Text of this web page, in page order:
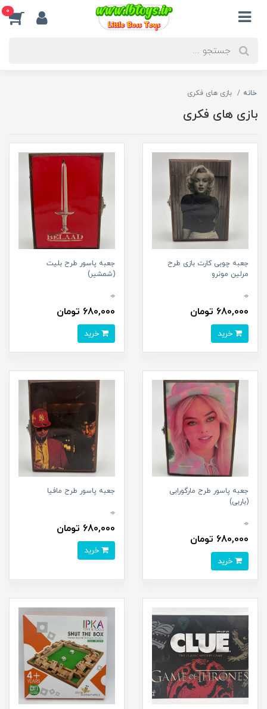
0
خانه بازی های فکری
بازی های فکری
جعبه چوبی کارت بازی طرح
مرلین مونرو
0
680,000 تومان
جعبه پاسور طرح بلیت
(شمشير)
0
680,000 تومان
جعبه پاسور طرح مارگورابی
(باربی)
0
680,000 تومان
جعبه پاسور طرح مافیا
0
680,000 تومان